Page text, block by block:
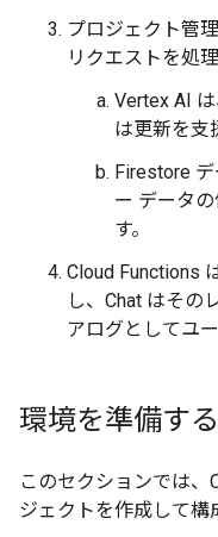
プロジェクト管
リクエストを処理
Vertex AI
は更新を支
Firestore
ー データ
す。
Cloud Functions
し、Chat はその
アログとしてユ
環境を準備する
このセクションでは、
ジェクトを作成して構